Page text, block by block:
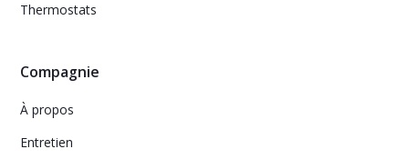
Thermostats
Compagnie
À propos
Entretien